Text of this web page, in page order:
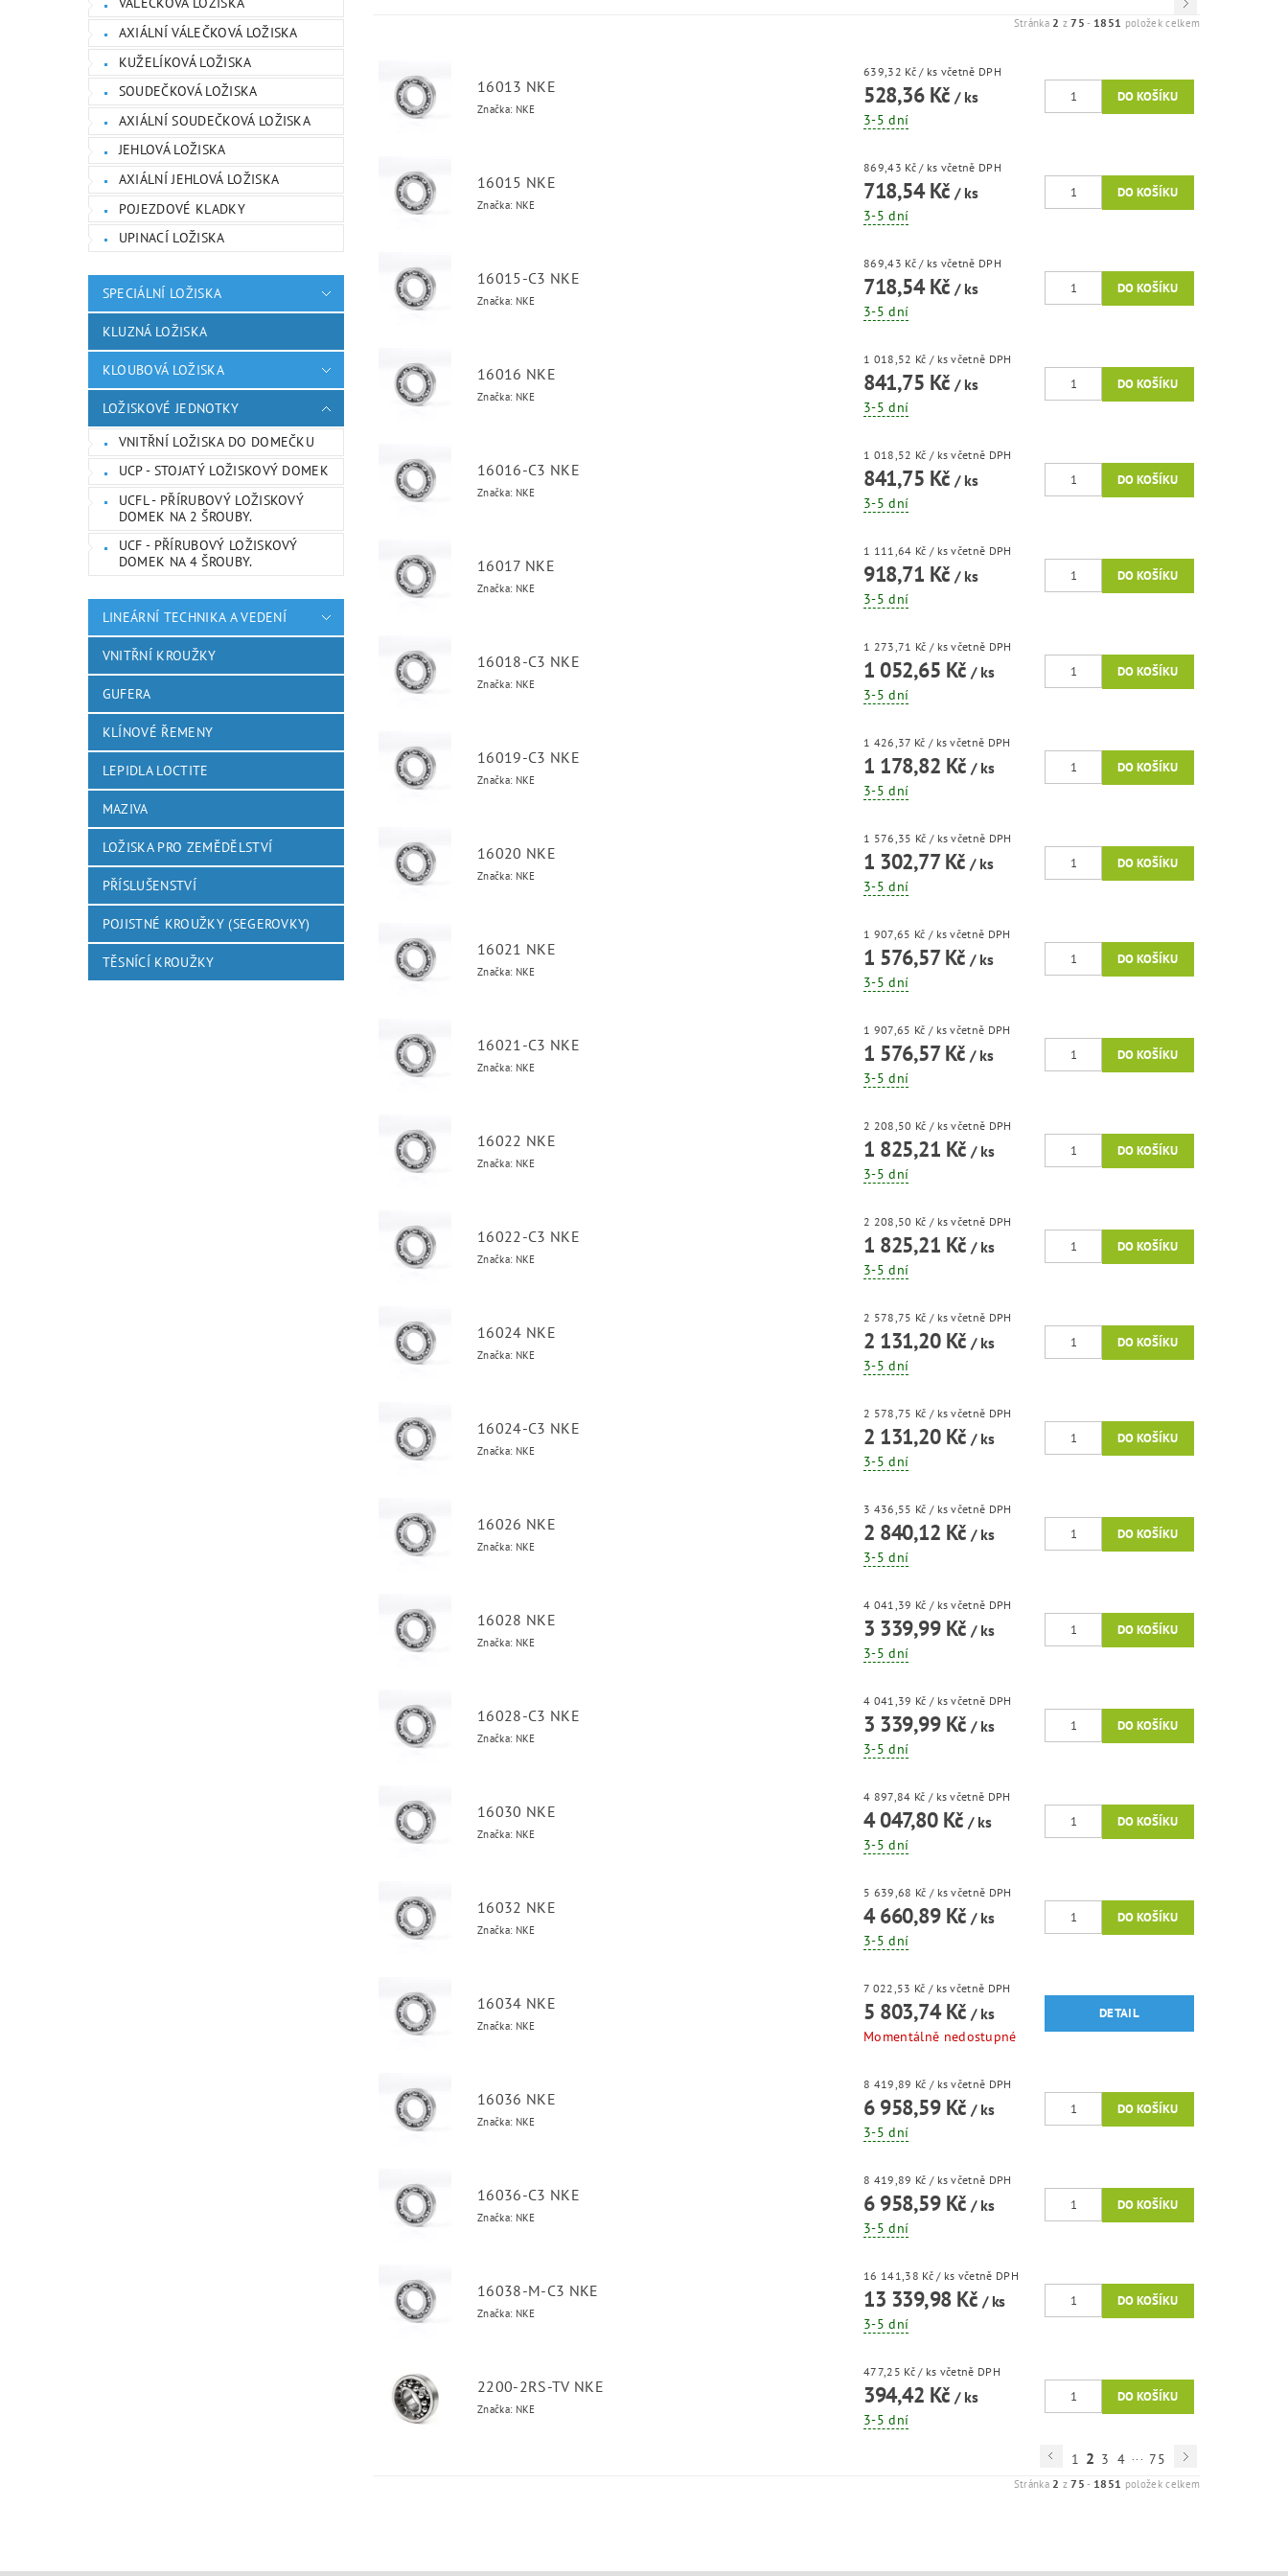
AXIÁLNÍ VÁLEČKOVÁ LOŽISKA
KUŽELÍKOVÁ LOŽISKA
SOUDEČKOVÁ LOŽISKA
AXIÁLNÍ SOUDEČKOVÁ LOŽISKA
JEHLOVÁ LOŽISKA
AXIÁLNÍ JEHLOVÁ LOŽISKA
POJEZDOVÉ KLADKY
UPINACÍ LOŽISKA
SPECIÁLNÍ LOŽISKA
KLUZNÁ LOŽISKA
KLOUBOVÁ LOŽISKA
LOŽISKOVÉ JEDNOTKY
VNITŘNÍ LOŽISKA DO DOMEČKU
UCP - STOJATÝ LOŽISKOVÝ DOMEK
UCFL - PŘÍRUBOVÝ LOŽISKOVÝ
DOMEK NA 2 ŠROUBY.
UCF - PŘÍRUBOVÝ LOŽISKOVÝ
DOMEK NA 4 ŠROUBY.
LINEÁRNÍ TECHNIKA A VEDENÍ
VNITŘNÍ KROUŽKY
GUFERA
KLÍNOVÉ ŘEMENY
LEPIDLA LOCTITE
MAZIVA
LOŽISKA PRO ZEMĚDĚLSTVÍ
PŘÍSLUŠENSTVÍ
POJISTNÉ KROUŽKY (SEGEROVKY)
TĚSNÍCÍ KROUŽKY
Stránka 2 z75 - 1851 položek celkem
16013 NKE
Značka: NKE
639,32 Kč/ ks včetně DPH
528,36 Kč/ ks
3-5 dní
16015 NKE
Značka: NKE
869,43 Kč/ ks včetně DPH
718,54 Kč/ ks
3-5 dní
16015-C3 NKE
Značka: NKE
869,43 Kč/ ks včetně DPH
718,54 Kč/ ks
3-5 dní
16016 NKE
Značka: NKE
1 018,52 Kč / ks včetně DPH
841,75 Kč/ ks
3-5 dní
16016-C3 NKE
Značka: NKE
1 018,52 Kč / ks včetně DPH
841,75 Kč/ ks
3-5 dní
16017 NKE
Značka: NKE
1 111,64 Kč / ks včetně DPH
918,71 Kč/ ks
3-5 dní
16018-C3 NKE
Značka: NKE
1 273,71 Kč / ks včetně DPH
1 052,65 Kč/ ks
3-5 dní
16019-C3 NKE
Značka: NKE
1 426,37 Kč / ks včetně DPH
1 178,82 Kč/ ks
3-5 dní
16020 NKE
Značka: NKE
1 576,35 Kč / ks včetně DPH
1 302,77 Kč/ ks
3-5 dní
16021 NKE
Značka: NKE
1 907,65 Kč / ks včetně DPH
1 576,57 Kč/ ks
3-5 dní
16021-C3 NKE
Značka: NKE
1 907,65 Kč / ks včetně DPH
1 576,57 Kč/ ks
3-5 dní
16022 NKE
Značka: NKE
2 208,50 Kč / ks včetně DPH
1 825,21 Kč/ ks
3-5 dní
16022-C3 NKE
Značka: NKE
2 208,50 Kč / ks včetně DPH
1 825,21 Kč/ ks
3-5 dní
16024 NKE
Značka: NKE
2 578,75 Kč / ks včetně DPH
2 131,20 Kč/ ks
3-5 dní
16024-C3 NKE
Značka: NKE
2 578,75 Kč / ks včetně DPH
2 131,20 Kč/ ks
3-5 dní
16026 NKE
Značka: NKE
3 436,55 Kč / ks včetně DPH
2 840,12 Kč/ ks
3-5 dní
16028 NKE
Značka: NKE
4 041,39 Kč / ks včetně DPH
3 339,99 Kč/ ks
3-5 dní
16028-C3 NKE
Značka: NKE
4 041,39 Kč / ks včetně DPH
3 339,99 Kč/ ks
3-5 dní
16030 NKE
Značka: NKE
4 897,84 Kč / ks včetně DPH
4 047,80 Kč/ ks
3-5 dní
16032 NKE
Značka: NKE
5 639,68 Kč / ks včetně DPH
4 660,89 Kč/ ks
3-5 dní
16034 NKE
Značka: NKE
7 022,53 Kč / ks včetně DPH
5 803,74 Kč/ ks
Momentálně nedostupné
DETAIL
16036 NKE
Značka: NKE
8 419,89 Kč / ks včetně DPH
6 958,59 Kč/ ks
3-5 dní
16036-C3 NKE
Značka: NKE
8 419,89 Kč / ks včetně DPH
6 958,59 Kč/ ks
3-5 dní
16038-M-C3 NKE
Značka: NKE
16 141,38 Kč/ ks včetně DPH
13 339,98 Kč / ks
3-5 dní
2200-2RS-TV NKE
Značka: NKE
477,25 Kč/ ks včetně DPH
394,42 Kč/ ks
3-5 dní
1 2 3 4 ... 75
Stránka 2 z75 - 1851 položek celkem